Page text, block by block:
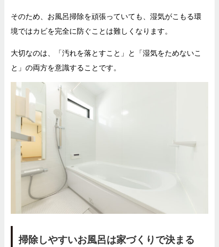
そのため、お風呂掃除を頑張っていても、湿気がこもる環
境ではカビを完全に防ぐことは難しくなります。
大切なのは、「汚れを落とすこと」と「湿気をためないこ
と」の両方を意識することです。
掃除しやすいお風呂は家づくりで決まる